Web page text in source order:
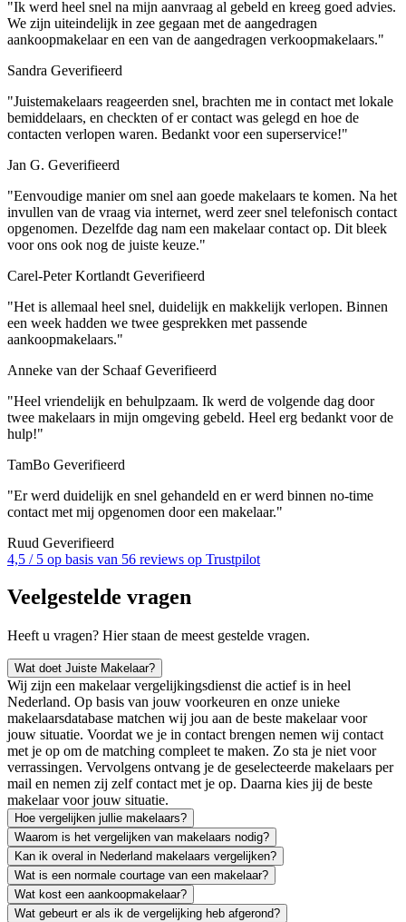
"Ik werd heel snel na mijn aanvraag al gebeld en kreeg goed advies.
We zijn uiteindelijk in zee gegaan met de aangedragen
aankoopmakelaar en een van de aangedragen verkoopmakelaars."
Sandra Geverifieerd
"Juistemakelaars reageerden snel, brachten me in contact met lokale
bemiddelaars, en checkten of er contact was gelegd en hoe de
contacten verlopen waren. Bedankt voor een superservice!"
Jan G. Geverifieerd
"Eenvoudige manier om snel aan goede makelaars te komen. Na het
invullen van de vraag via internet, werd zeer snel telefonisch contact
opgenomen. Dezelfde dag nam een makelaar contact op. Dit bleek
voor ons ook nog de juiste keuze."
Carel-Peter Kortlandt Geverifieerd
"Het is allemaal heel snel, duidelijk en makkelijk verlopen. Binnen
een week hadden we twee gesprekken met passende
aankoopmakelaars."
Anneke van der SchaafGeverifieerd
"Heel vriendelijk en behulpzaam. Ik werd de volgende dag door
twee makelaars in mijn omgeving gebeld. Heel erg bedankt voor de
hulp!"
TamBo Geverifieerd
"Er werd duidelijk en snel gehandeld en er werd binnen no-time
contact met mij opgenomen door een makelaar."
Ruud Geverifieerd
4,5 / 5 op basis van 56 reviews op Trustpilot
Veelgestelde vragen
Heeft u vragen? Hier staan de meest gestelde vragen.
Wat doet Juiste Makelaar?
Wij zijn een makelaar vergelijkingsdienst die actief is in heel
Nederland. Op basis van jouw voorkeuren en onze unieke
makelaarsdatabase matchen wij jou aan de beste makelaar voor
jouw situatie. Voordat we je in contact brengen nemen wij contact
met je op om de matching compleet te maken. Zo sta je niet voor
verrassingen. Vervolgens ontvang je de geselecteerde makelaars per
mail en nemen zij zelf contact met je op. Daarna kies jij de beste
makelaar voor jouw situatie.
Hoe vergelijken jullie makelaars?
Waarom is het vergelijken van makelaars nodig?
Kan ik overal in Nederland makelaars vergelijken?
Wat is een normale courtage van een makelaar?
Wat kost een aankoopmakelaar?
Wat gebeurt er als ik de vergelijking heb afgerond?